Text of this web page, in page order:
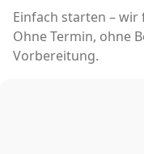
Einfach starten –
Ohne Termin, ohne
Vorbereitung.